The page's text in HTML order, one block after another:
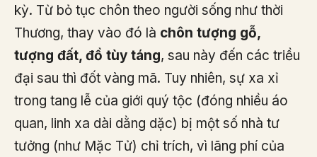
kỳ. Từ bỏ tục chôn theo người sống như thời
Thương, thay vào đó là chôn tượng gỗ,
tượng đất, đồ tùy táng, sau này đến các triều
đại sau thì đốt vàng mã. Tuy nhiên, sự xa xỉ
trong tang lễ của giới quý tộc (đóng nhiều áo
quan, linh xa dài dằng dặc) bị một số nhà tư
tưởng (như Mặc Tử) chỉ trích, vì lãng phí của